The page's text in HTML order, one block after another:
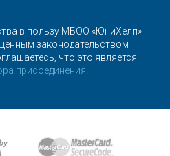
в пользу МБОО «ЮниХелп»
законодательством
что это является
присоединения.